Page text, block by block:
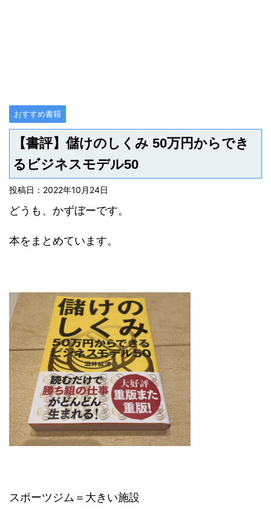
おすすめ書籍
【書評】儲けのしくみ 50万円からでき
るビジネスモデル50
投稿日： 2022年10月24日
どうも、かずぼーです。
本をまとめています。
スポーツジム＝大きい施設